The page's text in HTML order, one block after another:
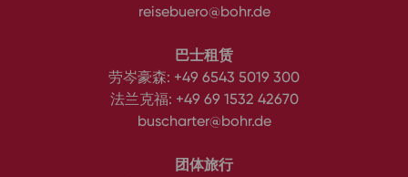
reisebuero@bohr.de
巴士租赁
劳岑豪森: +49 6543 5019 300
法兰克福: +49 69 1532 42670
buscharter@bohr.de
团体旅行